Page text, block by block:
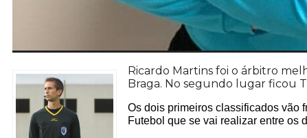
Ricardo Martins foi o árbitro
Braga. No segundo lugar ficou
Os dois primeiros classificados vão
Futebol que se vai realizar entre os